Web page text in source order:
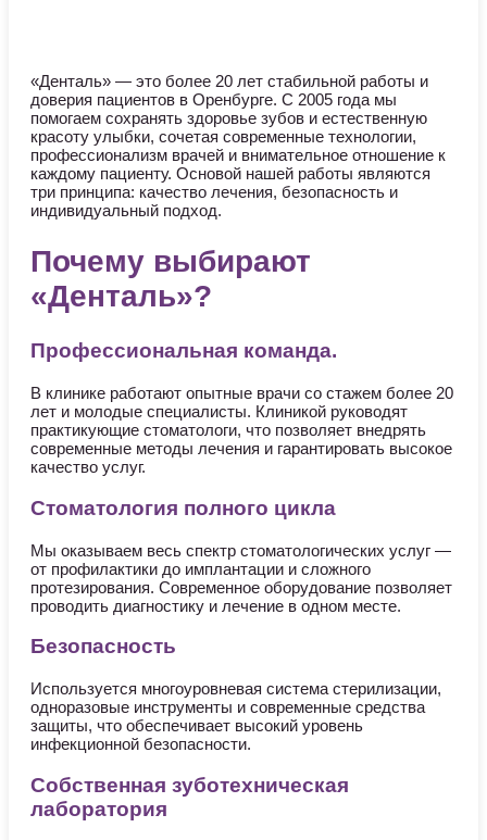
«Денталь» — это более 20 лет стабильной работы и
доверия пациентов в Оренбурге. С 2005 года мы
помогаем сохранять здоровье зубов и естественную
красоту улыбки, сочетая современные технологии,
профессионализм врачей и внимательное отношение к
каждому пациенту. Основой нашей работы являются
три принципа: качество лечения, безопасность и
индивидуальный подход.
Почему выбирают
«Денталь»?
Профессиональная команда.
В клинике работают опытные врачи со стажем более 20
лет и молодые специалисты. Клиникой руководят
практикующие стоматологи, что позволяет внедрять
современные методы лечения и гарантировать высокое
качество услуг.
Стоматология полного цикла
Мы оказываем весь спектр стоматологических услуг —
от профилактики до имплантации и сложного
протезирования. Современное оборудование позволяет
проводить диагностику и лечение в одном месте.
Безопасность
Используется многоуровневая система стерилизации,
одноразовые инструменты и современные средства
защиты, что обеспечивает высокий уровень
инфекционной безопасности.
Собственная зуботехническая
лаборатория